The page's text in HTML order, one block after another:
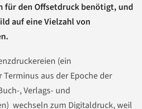
für den Offsetdruck benötigt, und
auf eine Vielzahl von
(ein
Terminus aus der Epoche der
, Verlags- und
wechseln zum Digitaldruck, weil